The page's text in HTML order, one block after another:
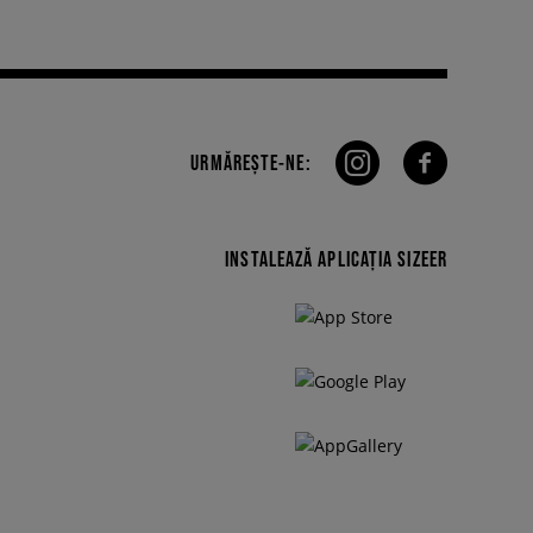
URMĂREȘTE-NE:
INSTALEAZĂ APLICAȚIA SIZEER